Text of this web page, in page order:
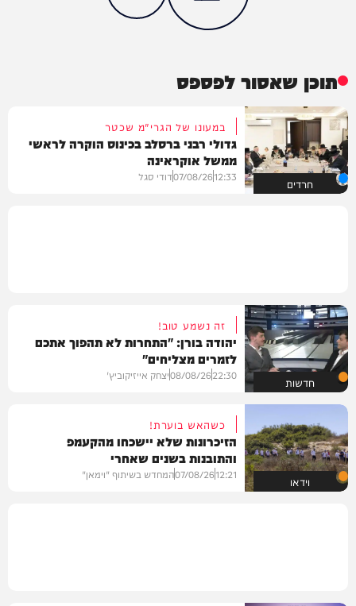
תוכן שאסור לפספס
חרדים
במעונו של הגרי"מ שכטר
גדולי רבני ברסלב בכינוס הוקרה לראשי
ממשל אוקראינה
12:33
07/08/26דודי סגל
חדשות
זה נשמע טוב!
יהודה בורן: "התחרות לא תהפוך אתכם
לזמרים מצליחים"
22:30
08/08/26יצחק אייזיקוביץ'
וידאו
כשהאש בוערת!
הזיכרונות שלא יישכחו מהקעמפ
והתובנות בשנים שאחרי
12:21
07/08/26המחדש בשיתוף "וימאן"